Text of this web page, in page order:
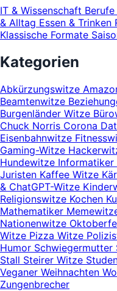
IT & Wissenschaft
& Alltag Essen & Trinken
Klassische Formate
Kategorien
Abkürzungswitze
Beamtenwitze
Burgenländer Witze
Chuck Norris Corona
Eisenbahnwitze
Gaming-Witze
Hundewitze Informatiker
Juristen Kaffee Witze
& ChatGPT-Witze
Religionswitze Kochen
Mathematiker
Nationenwitze
Witze Pizza Witze
Humor Schwiegermutter
Stall Steirer Witze
Veganer Weihnachten
Zungenbrecher